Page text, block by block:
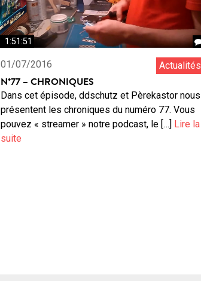
1:51:51
01/07/2016 Actualités
N°77 – CHRONIQUES
Dans cet épisode, ddschutz et Pèrekastor nous
présentent les chroniques du numéro 77. Vous
pouvez « streamer » notre podcast, le […]
Lire la
suite